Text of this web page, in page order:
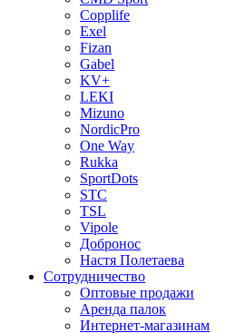
Copplife
Exel
Fizan
Gabel
KV+
LEKI
Mizuno
NordicPro
One Way
Rukka
SportDots
STC
TSL
Vipole
Добронос
Настя Полетаева
Сотрудничество
Оптовые продажи
Аренда палок
Интернет-магазинам